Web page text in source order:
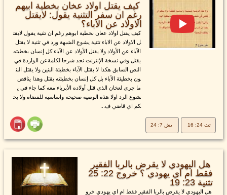
كيف يقتل اولاد عخان بخطية ابيهم
رغم ان سفر التثنية يقول: لايقتل
الاولاد عن الاباء؟
كيف يقتل اولاد عغان بخطية ابوهم رغم ان تثنية يقول لايقت
ل الاولاد عن الاباء تثنية يشوع الشبهة ورد في تثنية لا يقتل
الآباء عن الأولاد ولا يقتل الأولاد عن الآباء كل إنسان بخطيته
يقتل وفي نسخة الإنترنت نجد شرحا لكلمةعن الواردة في
النص السابق هكذا لا يقتل الآباء بخطيئة البنين ولا يقتل البن
ون بخطيئة الآباء بل كل إنسان بخطيئته يقتل وهذا يناقض
ما جرى لعخان الذي قتل أولاده الأبرياء معه كما جاء في ي
شوع الرد اولا هذه الوصيه صحيحه واساسيه للقضاه ولا يح
كم اي قاضي ف...
تث 24: 16 يش 7: 24
هل اليهودي لا يقرض بالربا الفقير
فقط ام اي يهودي ؟ خروج 22: 25
تثنية 23: 19
هل اليهودي لا يقرض بالربا الفقير فقط ام اي يهودي خرو